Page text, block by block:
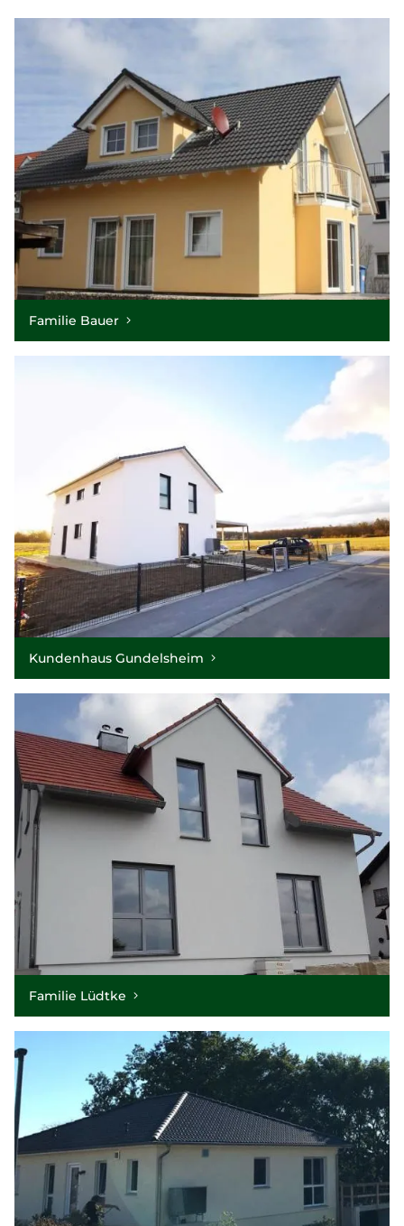
Familie Bauer
Kundenhaus Gundelsheim
Familie Lüdtke